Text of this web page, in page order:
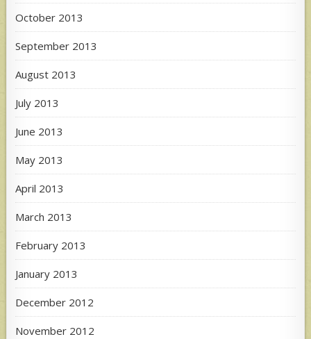
October 2013
September 2013
August 2013
July 2013
June 2013
May 2013
April 2013
March 2013
February 2013
January 2013
December 2012
November 2012